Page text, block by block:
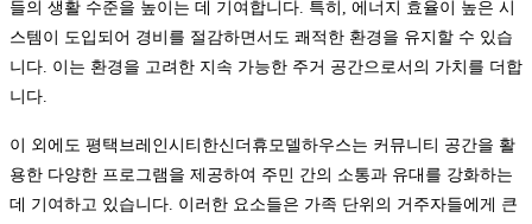
들의 생활 수준을 높이는 데 기여합니다. 특히, 에너지 효율이 높은 시
스템이 도입되어 경비를 절감하면서도 쾌적한 환경을 유지할 수 있습
니다. 이는 환경을 고려한 지속 가능한 주거 공간으로서의 가치를 더합
니다.
이 외에도 평택브레인시티한신더휴모델하우스는 커뮤니티 공간을 활
용한 다양한 프로그램을 제공하여 주민 간의 소통과 유대를 강화하는
데 기여하고 있습니다. 이러한 요소들은 가족 단위의 거주자들에게 큰